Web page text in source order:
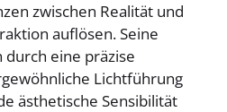
zwischen Realität und
auflösen. Seine
durch eine präzise
Lichtführung
ästhetische Sensibilität